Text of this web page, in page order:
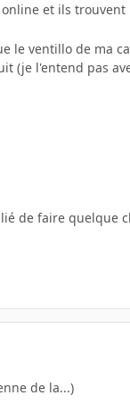
et ils trouvent
le ventillo de ma
(je l'entend pas
de faire quelque
de la...)